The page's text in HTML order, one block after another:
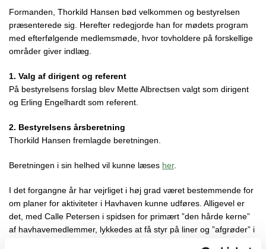
Formanden, Thorkild Hansen bød velkommen og bestyrelsen
præsenterede sig. Herefter redegjorde han for mødets program
med efterfølgende medlemsmøde, hvor tovholdere på forskellige
områder giver indlæg.
1. Valg af dirigent og referent
På bestyrelsens forslag blev Mette Albrectsen valgt som dirigent
og Erling Engelhardt som referent.
2. Bestyrelsens årsberetning
Thorkild Hansen fremlagde beretningen.
Beretningen i sin helhed vil kunne læses her.
I det forgangne år har vejrliget i høj grad været bestemmende for
om planer for aktiviteter i Havhaven kunne udføres. Alligevel er
det, med Calle Petersen i spidsen for primært ”den hårde kerne”
af havhavemedlemmer, lykkedes at få styr på liner og ”afgrøder” i